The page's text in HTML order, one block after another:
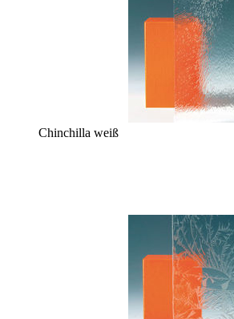
Chinchilla weiß